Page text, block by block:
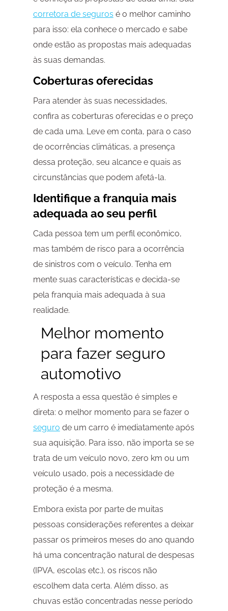
corretora de seguros é o melhor caminho
para isso: ela conhece o mercado e sabe
onde estão as propostas mais adequadas
às suas demandas.
Coberturas oferecidas
Para atender às suas necessidades,
confira as coberturas oferecidas e o preço
de cada uma. Leve em conta, para o caso
de ocorrências climáticas, a presença
dessa proteção, seu alcance e quais as
circunstâncias que podem afetá-la.
Identifique a franquia mais
adequada ao seu perfil
Cada pessoa tem um perfil econômico,
mas também de risco para a ocorrência
de sinistros com o veículo. Tenha em
mente suas características e decida-se
pela franquia mais adequada à sua
realidade.
Melhor momento
para fazer seguro
automotivo
A resposta a essa questão é simples e
direta: o melhor momento para se fazer o
seguro de um carro é imediatamente após
sua aquisição. Para isso, não importa se se
trata de um veículo novo, zero km ou um
veículo usado, pois a necessidade de
proteção é a mesma.
Embora exista por parte de muitas
pessoas considerações referentes a deixar
passar os primeiros meses do ano quando
há uma concentração natural de despesas
(IPVA, escolas etc.), os riscos não
escolhem data certa. Além disso, as
chuvas estão concentradas nesse período